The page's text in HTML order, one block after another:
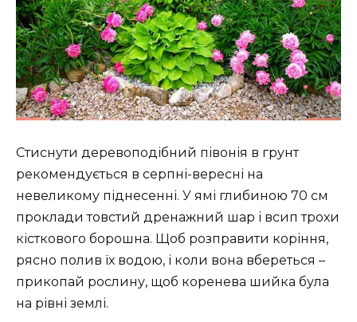
Стиснути деревоподібний півонія в грунт
рекомендується в серпні-вересні на
невеликому піднесенні. У ямі глибиною 70 см
проклади товстий дренажний шар і всип трохи
кісткового борошна. Щоб розправити коріння,
рясно полив їх водою, і коли вона вбереться –
прикопай рослину, щоб коренева шийка була
на рівні землі.